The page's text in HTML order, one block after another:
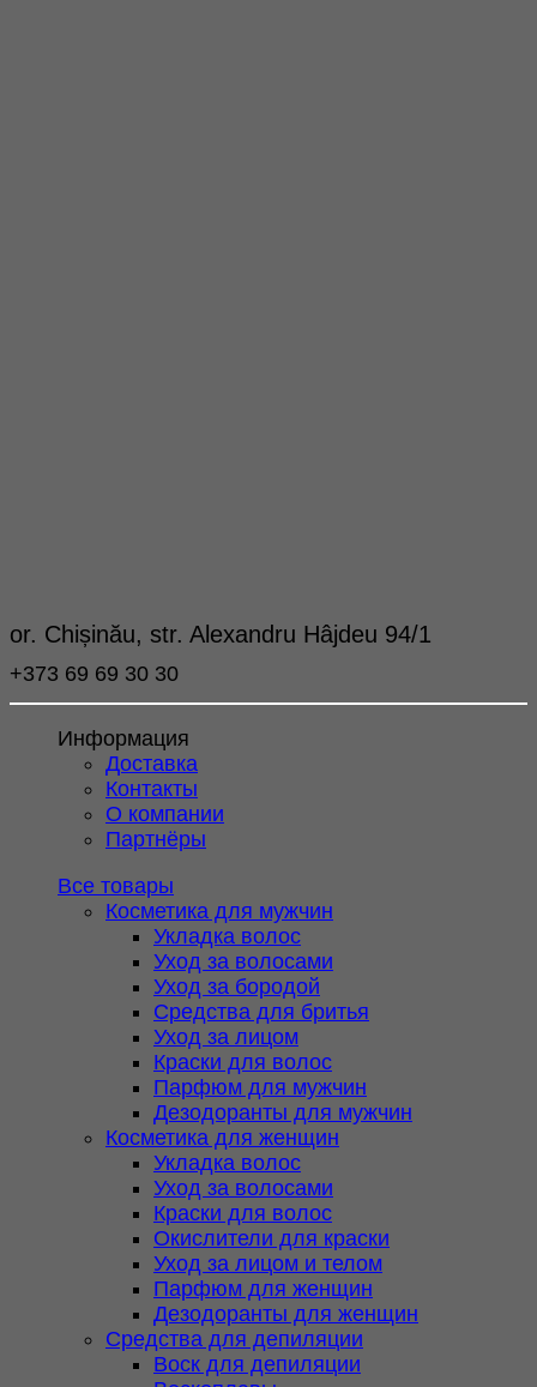
or. Chișinău, str. Alexandru Hâjdeu 94/1
+373 69 69 30 30
Информация
Доставка
Контакты
О компании
Партнёры
Все товары
Косметика для мужчин
Укладка волос
Уход за волосами
Уход за бородой
Средства для бритья
Уход за лицом
Краски для волос
Парфюм для мужчин
Дезодоранты для мужчин
Косметика для женщин
Укладка волос
Уход за волосами
Краски для волос
Окислители для краски
Уход за лицом и телом
Парфюм для женщин
Дезодоранты для женщин
Средства для депиляции
Воск для депиляции